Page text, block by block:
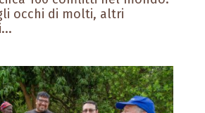
occhi di molti, altri